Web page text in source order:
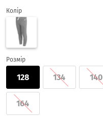
Колір
Розмір
128 134 140
164